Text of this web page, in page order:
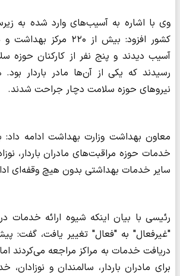
وی با اشاره به آسیب‌های وارد شده به
کشور افزود: بیش از ۲۲۰
آسیب دیدند و پنج نفر از کارکنان حوزه
رسیدند که یکی از آن‌ها مادر باردار
نیروهای حوزه سلامت دچار جراحت شدند.
معاون بهداشت وزارت بهداشت ادامه داد:
خدمات حوزه مراقبت‌های مادران باردار،
سایر خدمات بهداشتی بدون هیچ وقفه‌ای
رئیسی با بیان اینکه شیوه ارائه خدمات
"غیرفعال" به "فعال" تغییر یافت، گفت:
دریافت خدمات به مراکز مراجعه می‌کردند
برای مادران باردار، سالمندان و